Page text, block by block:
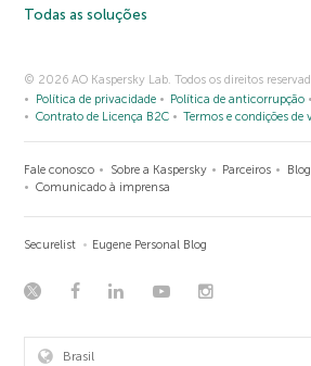
Todas as soluções
© 2026 AO Kaspersky Lab. Todos os direitos
Política de privacidade
Política de anticorrupção
Contrato de Licença B2C
Termos e condições de
Fale conosco Sobre a Kaspersky Parceiros Blog
Comunicado à imprensa
Securelist Eugene Personal Blog
Brasil